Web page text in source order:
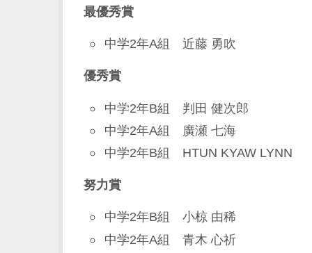
最優秀賞
中学2年A組 近藤 勇吹
優秀賞
中学2年B組 判田 健次郎
中学2年A組 廣瀬 七海
中学2年B組 HTUN KYAW LYNN
努力賞
中学2年B組 小椋 由稀
中学2年A組 青木 心祈